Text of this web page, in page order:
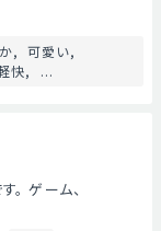
可愛い
快 ...
。 ゲーム、